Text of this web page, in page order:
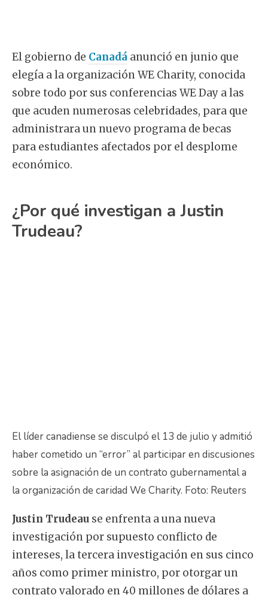
El gobierno de Canadá anunció en junio que
elegía a la organización WE Charity, conocida
sobre todo por sus conferencias WE Day a las
que acuden numerosas celebridades, para que
administrara un nuevo programa de becas
para estudiantes afectados por el desplome
económico.
¿Por qué investigan a Justin
Trudeau?
El líder canadiense se disculpó el 13 de julio y admitió
haber cometido un “error” al participar en discusiones
sobre la asignación de un contrato gubernamental a
la organización de caridad We Charity. Foto: Reuters
Justin Trudeau se enfrenta a una nueva
investigación por supuesto conflicto de
intereses, la tercera investigación en sus cinco
años como primer ministro, por otorgar un
contrato valorado en 40 millones de dólares a